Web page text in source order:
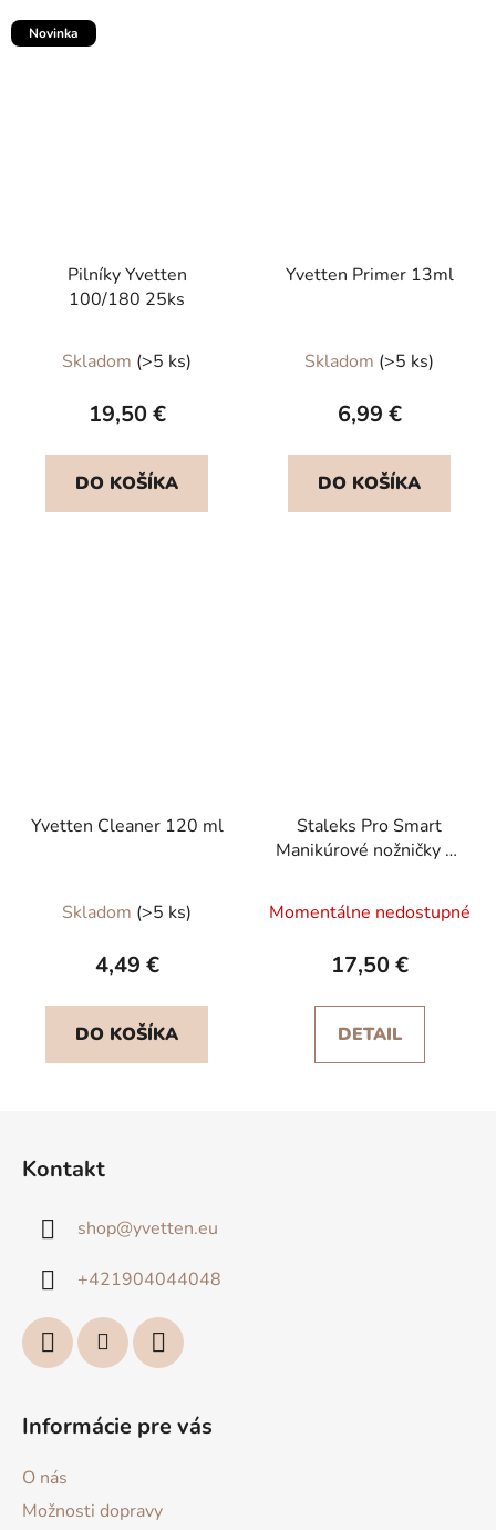
Novinka
Pilníky Yvetten
100/180 25ks
Skladom (>5 ks)
19,50 €
DO KOŠÍKA
Yvetten Primer 13ml
hodnotenie
produktu
5,0
z
Skladom (>5 ks)
6,99 €
DO KOŠÍKA
Yvetten Cleaner 120 ml
Skladom (>5 ks)
4,49 €
DO KOŠÍKA
Staleks Pro Smart
Manikúrové nožničky na
Momentálne nedostupné
17,50 €
DETAIL
Kontakt
shop@yvetten.eu
+421904044048
Informácie pre vás
O nás
Možnosti dopravy